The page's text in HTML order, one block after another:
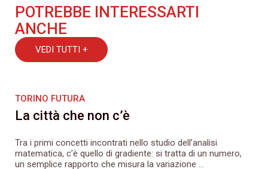
POTREBBE INTERESSARTI
ANCHE
VEDI TUTTI +
TORINO FUTURA
La città che non c’è
Tra i primi concetti incontrati nello studio dell’analisi
matematica, c’è quello di gradiente: si tratta di un numero,
un semplice rapporto che misura la variazione ...